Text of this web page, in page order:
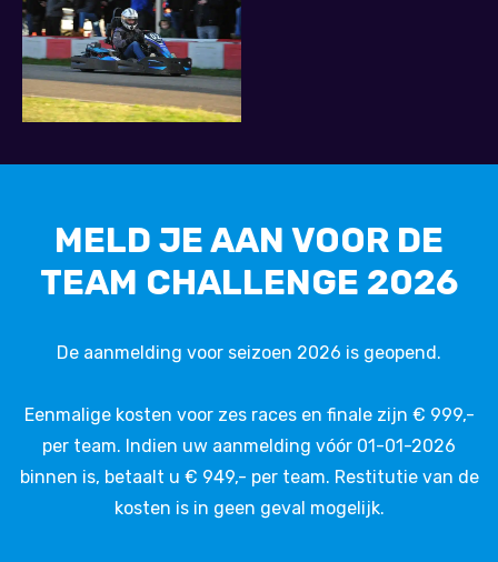
MELD JE AAN VOOR DE
TEAM CHALLENGE 2026
De aanmelding voor seizoen 2026 is geopend.
Eenmalige kosten voor zes races en finale zijn € 999,-
per team. Indien uw aanmelding vóór 01-01-2026
binnen is, betaalt u € 949,- per team. Restitutie van de
kosten is in geen geval mogelijk.